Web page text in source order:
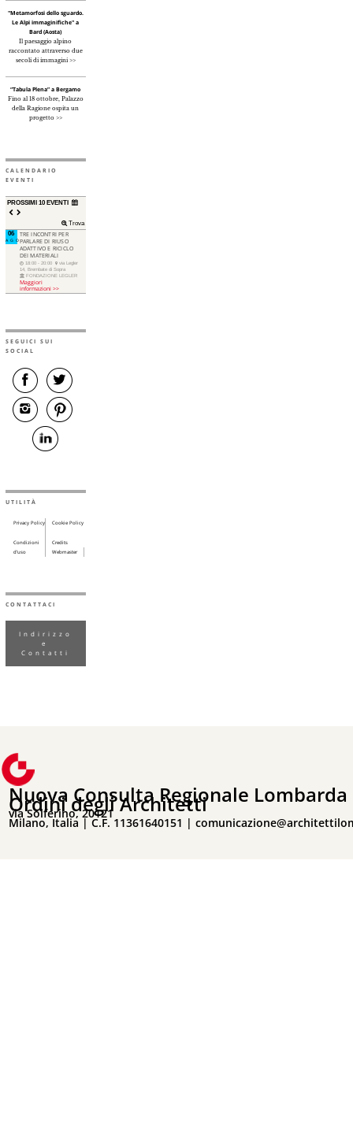
"Metamorfosi dello sguardo.
Le Alpi immaginifiche" a
Bard (Aosta)
Il paesaggio alpino
raccontato attraverso due
secoli di immagini >>
“Tabula Plena” a Bergamo
Fino al 18 ottobre, Palazzo
della Ragione ospita un
progetto >>
CALENDARIO
EVENTI
PROSSIMI 10 EVENTI
Trova
06
AGO
TRE INCONTRI PER
PARLARE DI RIUSO
ADATTIVO E RICICLO
DEI MATERIALI
18:00 - 20:00
via Legler
14, Brembate di Sopra
FONDAZIONE LEGLER
Maggiori
informazioni >>
SEGUICI SUI
SOCIAL
UTILITÀ
Privacy Policy Cookie Policy
Condizioni
d’uso
Credits
Webmaster
CONTATTACI
Indirizzo
e
Contatti
Nuova Consulta Regionale
Ordini degli Architetti
via Solferino, 20121
Milano, Italia | C.F. 11361640151 |